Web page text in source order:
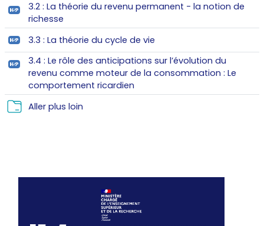
3.2 : La théorie du revenu permanent - la notion de
richesse
3.3 : La théorie du cycle de vie
3.4 : Le rôle des anticipations sur l’évolution du
revenu comme moteur de la consommation : Le
comportement ricardien
Aller plus loin